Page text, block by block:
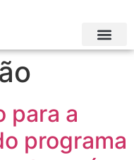
para a
programa